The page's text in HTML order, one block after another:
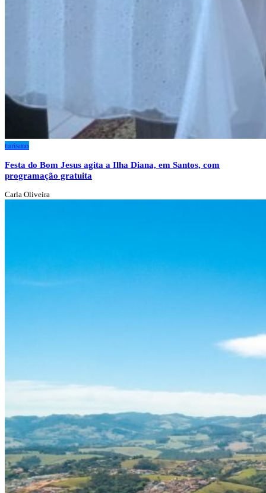
turismo
Festa do Bom Jesus agita a Ilha Diana, em Santos, com
programação gratuita
Carla Oliveira